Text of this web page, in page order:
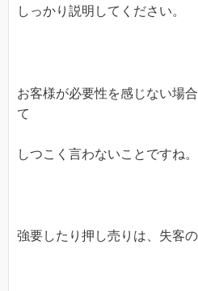
しっかり説明してください。
お客様が必要性を感じない場
て
しつこく言わないことですね。
強要したり押し売りは、失客